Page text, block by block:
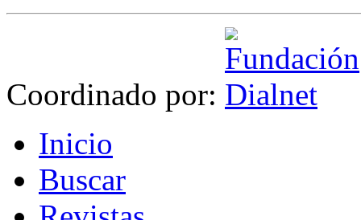
Coordinado por:
Inicio
Buscar